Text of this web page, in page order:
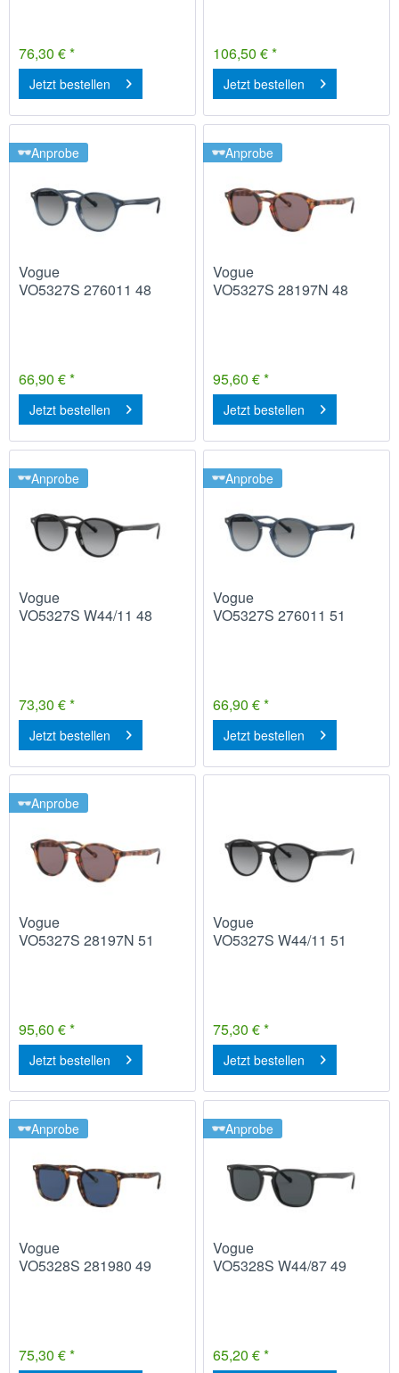
76,30 € *
Jetzt bestellen
106,50 € *
Jetzt bestellen
Anprobe
Vogue
VO5327S 276011 48
66,90 € *
Jetzt bestellen
Anprobe
Vogue
VO5327S 28197N 48
95,60 € *
Jetzt bestellen
Anprobe
Vogue
VO5327S W44/11 48
73,30 € *
Jetzt bestellen
Anprobe
Vogue
VO5327S 276011 51
66,90 € *
Jetzt bestellen
Anprobe
Vogue
VO5327S 28197N 51
95,60 € *
Jetzt bestellen
Vogue
VO5327S W44/11 51
75,30 € *
Jetzt bestellen
Anprobe
Vogue
VO5328S 281980 49
75,30 € *
Anprobe
Vogue
VO5328S W44/87 49
65,20 € *